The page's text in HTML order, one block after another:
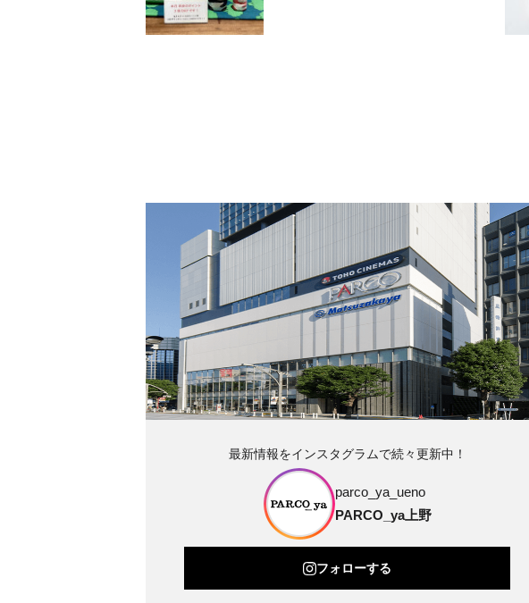
最新情報をインスタグラムで続々更新中！
parco_ya_ueno
PARCO_ya上野
フォローする